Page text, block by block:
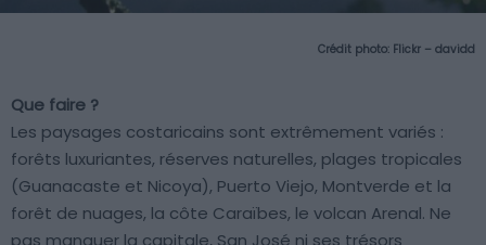
Crédit photo: Flickr – davidd
Que faire ?
Les paysages costaricains sont extrêmement variés :
forêts luxuriantes, réserves naturelles, plages tropicales
(Guanacaste et Nicoya), Puerto Viejo, Montverde et la
forêt de nuages, la côte Caraïbes, le volcan Arenal. Ne
pas manquer la capitale, San José ni ses trésors